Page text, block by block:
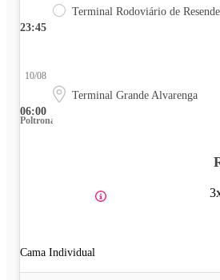
23:45
Terminal Rodoviário de Resende
06:00
10/08
Terminal Grande Alvarenga
Poltrona
Cama Individual